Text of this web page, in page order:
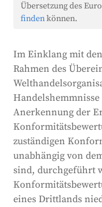
Übersetzung des
findenkönnen.
Im Einklang mit
Rahmen des
Handelshemmnisse
Anerkennung der
zuständigen
unabhängig von
sind, durchgeführt
eines Drittlands